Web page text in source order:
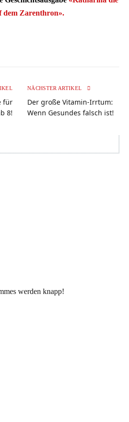
dem Zarenthron».
für
8!
NÄCHSTER ARTIKEL
Der große Vitamin-Irrtum:
Wenn Gesundes falsch ist!
werden knapp!